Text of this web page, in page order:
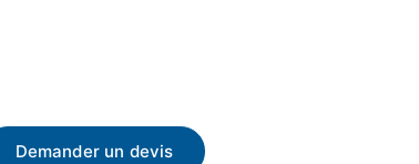
Demander un devis